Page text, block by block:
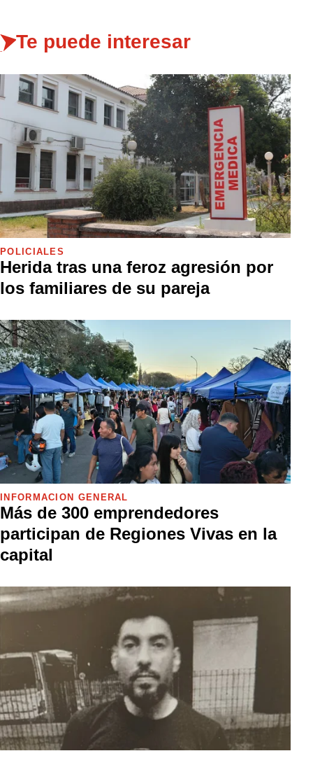
Te puede interesar
POLICIALES
Herida tras una feroz agresión por
los familiares de su pareja
INFORMACIÓN GENERAL
Más de 300 emprendedores
participan de Regiones Vivas en la
capital